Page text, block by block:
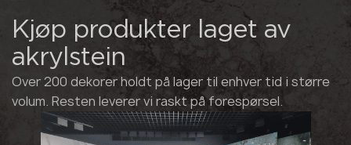
Kjøp produkter laget av
akrylstein
Over 200 dekorer holdt på lager til enhver tid i større
volum. Resten leverer vi raskt på forespørsel.